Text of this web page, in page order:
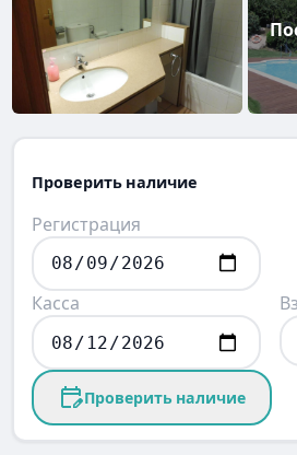
Проверить наличие
Регистрация
Касса
Проверить наличие